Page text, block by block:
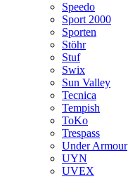
Speedo
Sport 2000
Sporten
Stöhr
Stuf
Swix
Sun Valley
Tecnica
Tempish
ToKo
Trespass
Under Armour
UYN
UVEX